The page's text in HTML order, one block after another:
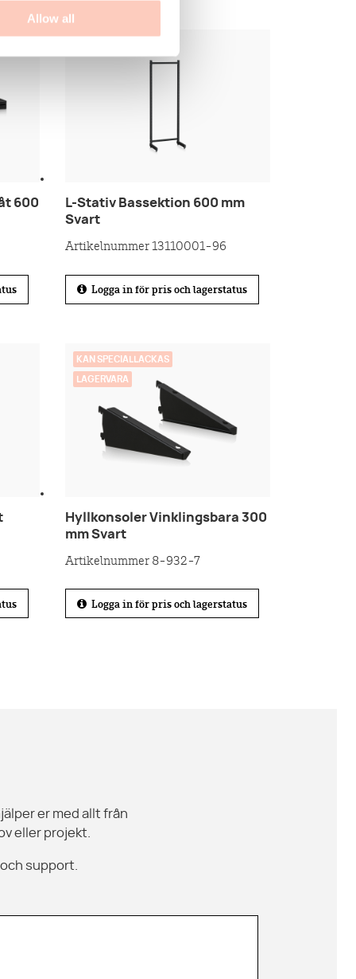
Allow all
600
L-Stativ Bassektion 600 mm
Svart
Artikelnummer 13110001-96
Logga in för pris och lagerstatus
KAN SPECIALLACKAS
LAGERVARA
Hyllkonsoler Vinklingsbara 300
mm Svart
Artikelnummer 8-932-7
Logga in för pris och lagerstatus
er med allt från
eller projekt.
support.